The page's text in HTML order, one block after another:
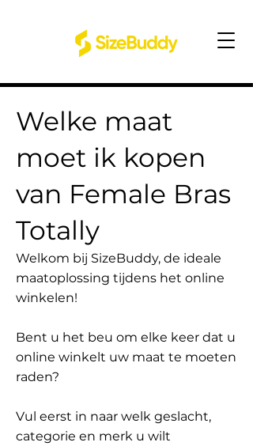
Welke maat
moet ik kopen
van Female Bras
Totally
Welkom bij SizeBuddy, de ideale
maatoplossing tijdens het online
winkelen!
Bent u het beu om elke keer dat u
online winkelt uw maat te moeten
raden?
Vul eerst in naar welk geslacht,
categorie en merk u wilt